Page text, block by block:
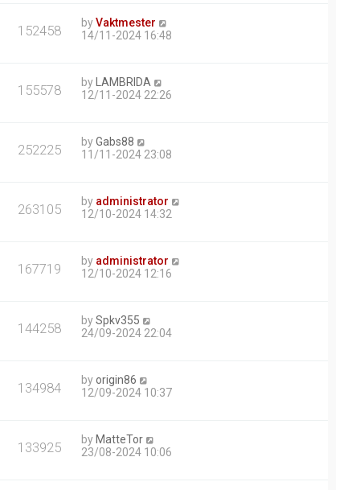
152458 byVaktmester
14/11-2024 16:48
155578 by
LAMBRIDA
12/11-2024 22:26
252225 byGabs88
11/11-2024 23:08
263105 by administrator
12/10-2024 14:32
167719 by administrator
12/10-2024 12:16
144258 bySpkv355
24/09-2024 22:04
134984 byorigin86
12/09-2024 10:37
133925 by MatteTor
23/08-2024 10:06